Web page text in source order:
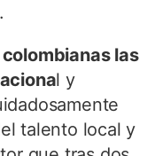
las
l y
talento local y